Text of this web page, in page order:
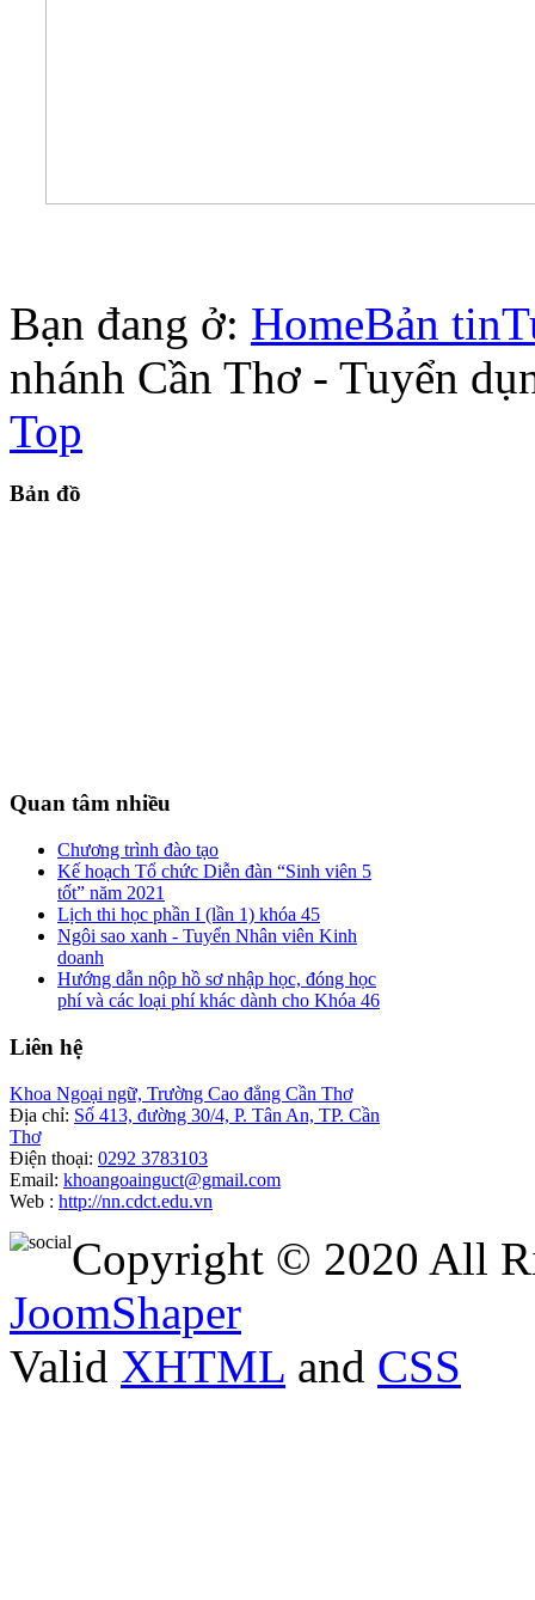
Bạn đang ở: HomeBản tin
nhánh Cần Thơ - Tuyển
Top
Bản đồ
Quan tâm nhiều
Chương trình đào tạo
Kế hoạch Tổ chức Diễn đàn “Sinh viên 5
tốt” năm 2021
Lịch thi học phần I (lần 1) khóa 45
Ngôi sao xanh - Tuyển Nhân viên Kinh
doanh
Hướng dẫn nộp hồ sơ nhập học, đóng học
phí và các loại phí khác dành cho Khóa 46
Liên hệ
Khoa Ngoại ngữ, Trường Cao đẳng Cần Thơ
Địa chỉ: Số 413, đường 30/4, P. Tân An, TP. Cần
Thơ
Điện thoại: 0292 3783103
Email: khoangoainguct@gmail.com
Web : http://nn.cdct.edu.vn
Copyright © 2020 All
JoomShaper
Valid XHTML and CSS